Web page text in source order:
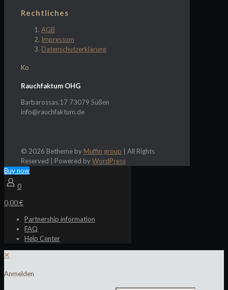
Rechtliches
AGB
Impressum
Datenschutzerklärung
Ko
Rauchfaktum OHG
Barbarossas.17 73079 Süßen
info@rauchfaktum.de
© 2026 Betheme by Muffin group | All Rights
Reserved | Powered byWordPress
Buy now
0
0,00 €
Partnership information
FAQ
Help Center
✕
Anmelden